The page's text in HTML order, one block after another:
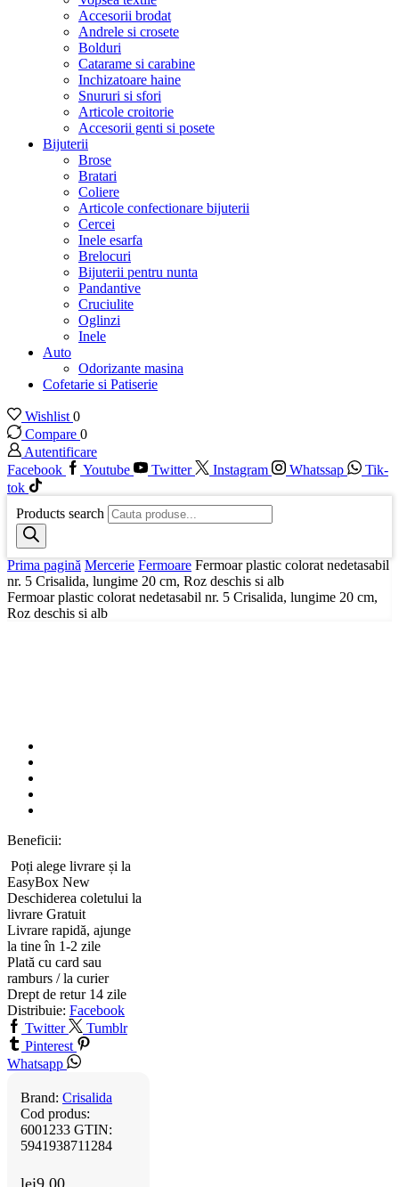
Accesorii brodat
Andrele si crosete
Bolduri
Catarame si carabine
Inchizatoare haine
Snururi si sfori
Articole croitorie
Accesorii genti si posete
Bijuterii
Brose
Bratari
Coliere
Articole confectionare bijuterii
Cercei
Inele esarfa
Brelocuri
Bijuterii pentru nunta
Pandantive
Cruciulite
Oglinzi
Inele
Auto
Odorizante masina
Cofetarie si Patiserie
Wishlist 0
Compare 0
Autentificare
Facebook
Youtube Twitter Instagram Whatssap
Tik-
tok
Products search
Prima pagină Mercerie Fermoare Fermoar plastic colorat nedetasabil
nr. 5 Crisalida, lungime 20 cm, Roz deschis si alb
Fermoar plastic colorat nedetasabil nr. 5 Crisalida, lungime 20 cm,
Roz deschis si alb
Beneficii:
Poți alege livrare și la
EasyBox New
Deschiderea coletului la
livrare Gratuit
Livrare rapidă, ajunge
la tine în 1-2 zile
Plată cu card sau
ramburs / la curier
Drept de retur 14 zile
Distribuie: Facebook
Twitter
Tumblr
Pinterest
Whatsapp
Brand: Crisalida
Cod produs:
6001233 GTIN:
5941938711284
lei9.00